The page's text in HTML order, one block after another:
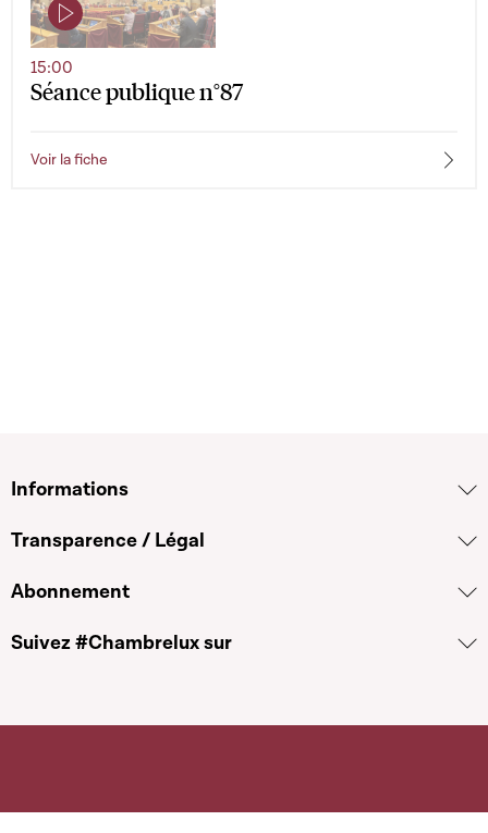
Séance publique n°87
15:00
Voir la fiche
Informations
Transparence / Légal
Abonnement
Suivez #Chambrelux sur